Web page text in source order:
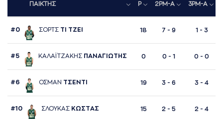
ΠΑΙΚΤΗΣ P 2PM-A 3PM-A
#0 ΣΟΡΤΣ ΤΙ ΤΖΕΙ 18 7 - 9 1 - 3
#5 ΚAΛAΪΤΖAΚΗΣ ΠAΝAΓΙΩΤΗΣ 0 0 - 1 0 - 0
#6 ΟΣΜAΝ ΤΣΕΝΤΙ 19 3 - 6 3 - 4
#10 ΣΛΟΥΚAΣ ΚΩΣΤAΣ 15 2 - 5 2 - 4